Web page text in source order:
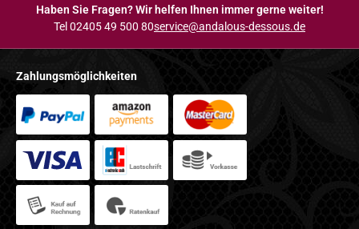
Haben Sie Fragen? Wir helfen Ihnen immer gerne weiter!
Tel 02405 49 500 80service@andalous-dessous.de
Zahlungsmöglichkeiten